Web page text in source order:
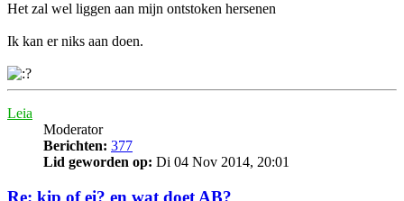
Het zal wel liggen aan mijn ontstoken hersenen
Ik kan er niks aan doen.
Leia
Moderator
Berichten: 377
Lid geworden op: Di 04 Nov 2014, 20:01
Re: kip of ei? en wat doet AB?